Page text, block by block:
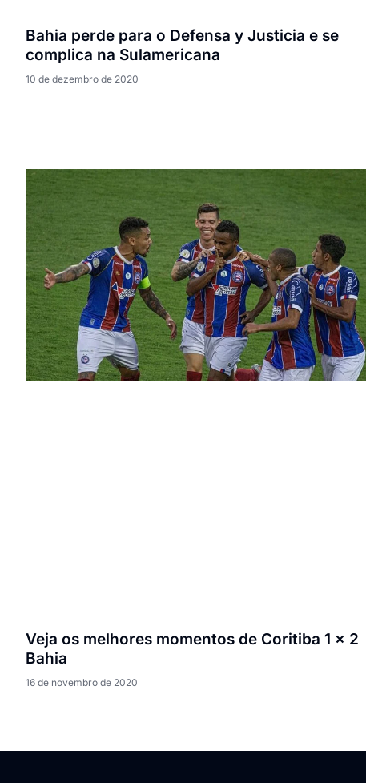
Bahia perde para o Defensa y Justicia e se
complica na Sulamericana
10 de dezembro de 2020
Veja os melhores momentos de Coritiba 1 x 2
Bahia
16 de novembro de 2020